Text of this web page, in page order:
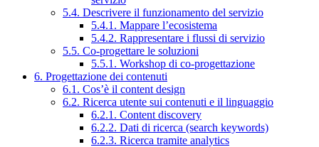
5.4. Descrivere il funzionamento del servizio
5.4.1. Mappare l’ecosistema
5.4.2. Rappresentare i flussi di servizio
5.5. Co-progettare le soluzioni
5.5.1. Workshop di co-progettazione
6. Progettazione dei contenuti
6.1. Cos’è il content design
6.2. Ricerca utente sui contenuti e il linguaggio
6.2.1. Content discovery
6.2.2. Dati di ricerca (search keywords)
6.2.3. Ricerca tramite analytics